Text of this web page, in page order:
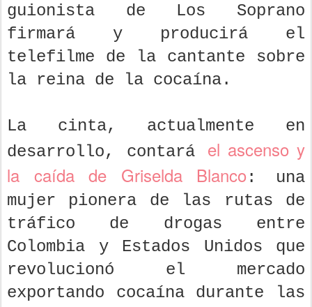
guionista de Los Soprano
firmará y producirá el
telefilme de la cantante sobre
la reina de la cocaína.
La cinta, actualmente en
desarrollo, contará el ascenso y
la caída de Griselda Blanco: una
mujer pionera de las rutas de
tráfico de drogas entre
Colombia y Estados Unidos que
revolucionó el mercado
exportando cocaína durante las